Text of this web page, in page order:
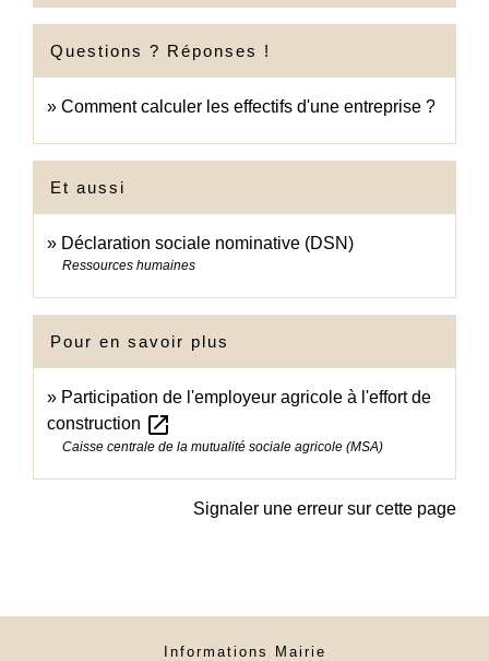
Questions ? Réponses !
Comment calculer les effectifs d'une entreprise ?
Et aussi
Déclaration sociale nominative (DSN)
Ressources humaines
Pour en savoir plus
Participation de l'employeur agricole à l'effort de
construction open_in_new
Caisse centrale de la mutualité sociale agricole (MSA)
Signaler une erreur sur cette page
Informations Mairie